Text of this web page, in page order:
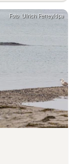
Foto: Ulrich Perrey/dpa